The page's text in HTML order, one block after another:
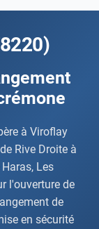
à Viroflay
Rive Droite à
Les
l'ouverture de
de
en sécurité